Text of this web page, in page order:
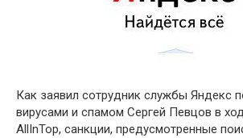
Как заявил сотрудник службы Яндекс
вирусами и спамом Сергей Певцов в
AllInTop, санкции, предусмотренные